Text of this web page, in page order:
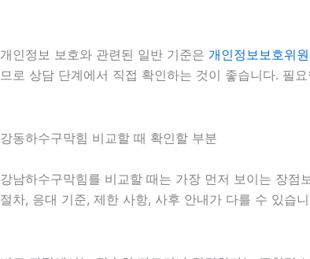
개인정보 보호와 관련된 일반 기준은 개인정보보호위
므로 상담 단계에서 직접 확인하는 것이 좋습니다. 필
강동하수구막힘 비교할 때 확인할 부분
강남하수구막힘를 비교할 때는 가장 먼저 보이는 장
절차, 응대 기준, 제한 사항, 사후 안내가 다를 수 있습